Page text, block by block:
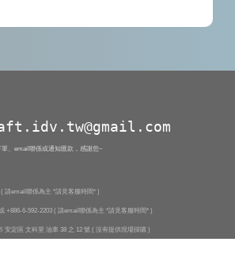
、email聯係或通知匯款，感謝您~
( 請email聯係為主 *請見客服時間* )
+886-6-592-2203( 請email聯係為主 *請見客服時間* )
安定區 文科里 油車 38 之 12 號 ( 沒有提供現場採購 )